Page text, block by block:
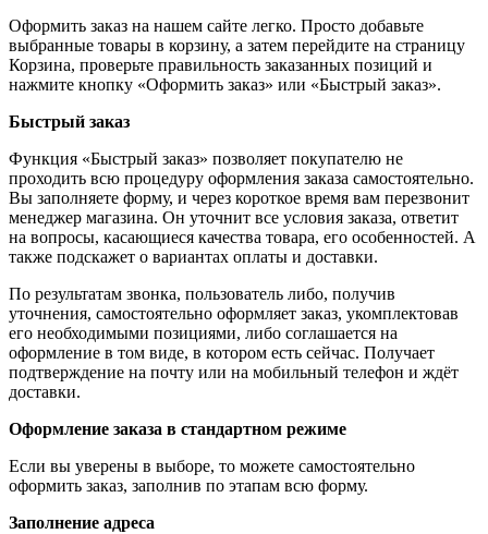
Оформить заказ на нашем сайте легко. Просто добавьте
выбранные товары в корзину, а затем перейдите на страницу
Корзина, проверьте правильность заказанных позиций и
нажмите кнопку «Оформить заказ» или «Быстрый заказ».
Быстрый заказ
Функция «Быстрый заказ» позволяет покупателю не
проходить всю процедуру оформления заказа самостоятельно.
Вы заполняете форму, и через короткое время вам перезвонит
менеджер магазина. Он уточнит все условия заказа, ответит
на вопросы, касающиеся качества товара, его особенностей. А
также подскажет о вариантах оплаты и доставки.
По результатам звонка, пользователь либо, получив
уточнения, самостоятельно оформляет заказ, укомплектовав
его необходимыми позициями, либо соглашается на
оформление в том виде, в котором есть сейчас. Получает
подтверждение на почту или на мобильный телефон и ждёт
доставки.
Оформление заказа в стандартном режиме
Если вы уверены в выборе, то можете самостоятельно
оформить заказ, заполнив по этапам всю форму.
Заполнение адреса